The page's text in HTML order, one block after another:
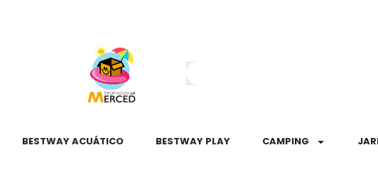
BESTWAY ACUÁTICO BESTWAY PLAY CAMPING